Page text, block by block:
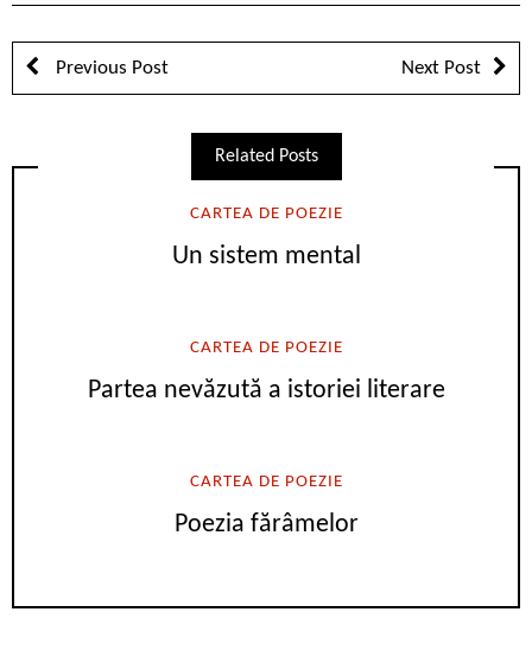
Previous Post Next Post
Related Posts
CARTEA DE POEZIE
Un sistem mental
CARTEA DE POEZIE
Partea nevăzută a istoriei literare
CARTEA DE POEZIE
Poezia fărâmelor